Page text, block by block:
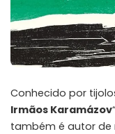
Conhecido por
Irmãos Karamázov
também é autor de